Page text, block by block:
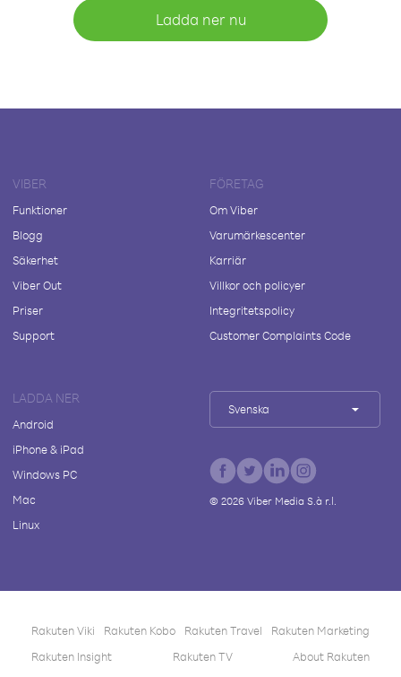
Ladda ner nu
VIBER
Funktioner
Blogg
Säkerhet
Viber Out
Priser
Support
FÖRETAG
Om Viber
Varumärkescenter
Karriär
Villkor och policyer
Integritetspolicy
Customer Complaints Code
LADDA NER
Android
iPhone & iPad
Windows PC
Mac
Linux
Svenska
© 2026Viber Media S.à r.l.
Rakuten Viki Rakuten Kobo Rakuten Travel
Rakuten Marketing
Rakuten Insight
Rakuten TV About Rakuten